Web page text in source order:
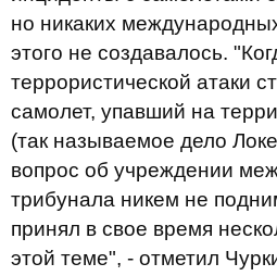
но никаких
этого не создавалось.
террористической атаки
самолет, упавший на
(так называемое дело
вопрос об учреждении
трибунала никем не
принял в свое время
этой теме", - отметил